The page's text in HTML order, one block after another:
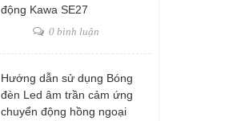
động Kawa SE27
0 bình luận
Hướng dẫn sử dụng Bóng
đèn Led âm trần cảm ứng
chuyển động hồng ngoại